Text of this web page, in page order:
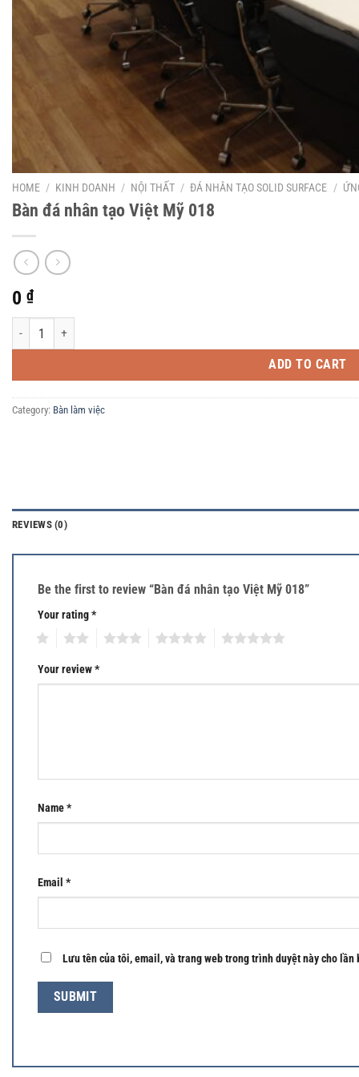
HOME / KINH DOANH / NỘI THẤT / ĐÁ NHÂN TẠO SOLID SURFACE /
Bàn đá nhân tạo Việt Mỹ 018
0 ₫
Bàn đá nhân tạo Việt Mỹ 018 quantity
ADD TO CART
Category: Bàn làm việc
REVIEWS (0)
Be the first to review “Bàn đá nhân tạo Việt Mỹ 018”
Your rating*
Your review*
Name*
Email *
Lưu tên của tôi, email, và trang web trong trình duyệt này cho